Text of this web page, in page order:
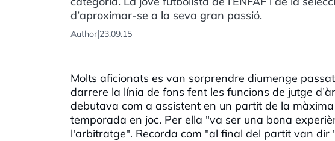
d’aproximar-se a la seva gran passió.
Author|23.09.15
Molts aficionats es van sorprendre diumenge
darrere la línia de fons fent les funcions de jutge
debutava com a assistent en un partit de la
temporada en joc. Per ella "va ser una bona
l'arbitratge". Recorda com "al final del partit van dir